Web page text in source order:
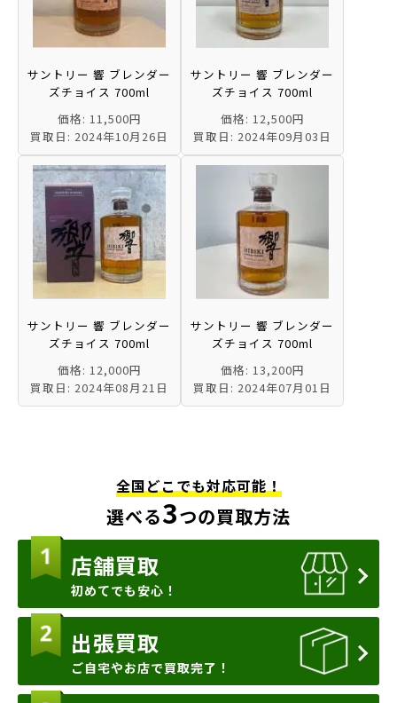
サントリー 響 ブレンダー
ズチョイス 700ml
価格: 11,500円
買取日: 2024年10月26日
サントリー 響 ブレンダー
ズチョイス 700ml
価格: 12,500円
買取日: 2024年09月03日
サントリー 響 ブレンダー
ズチョイス 700ml
価格: 12,000円
買取日: 2024年08月21日
サントリー 響 ブレンダー
ズチョイス 700ml
価格: 13,200円
買取日: 2024年07月01日
全国どこでも対応可能！
選べる3つの買取方法
店舗買取
初めてでも安心！
出張買取
ご自宅やお店で買取完了！